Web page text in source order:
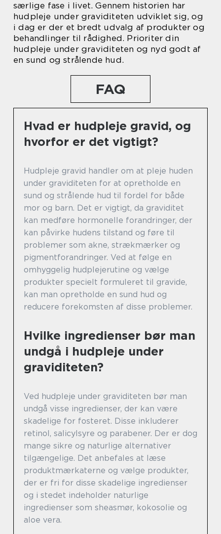
særlige fase i livet. Gennem historien har
hudpleje under graviditeten udviklet sig, og
i dag er der et bredt udvalg af produkter og
behandlinger til rådighed. Prioriter din
hudpleje under graviditeten og nyd godt af
en sund og strålende hud.
FAQ
Hvad er hudpleje gravid, og
hvorfor er det vigtigt?
Hudpleje gravid handler om at pleje huden
under graviditeten for at opretholde en
sund og strålende hud til fordel for både
mor og barn. Det er vigtigt, da graviditet
kan medføre hormonelle forandringer, der
kan påvirke hudens tilstand og føre til
problemer som akne, strækmærker og
pigmentforandringer. Ved at følge en
omhyggelig hudplejerutine og vælge
produkter specielt formuleret til gravide,
kan man opretholde en sund hud og
reducere forekomsten af disse problemer.
Hvilke ingredienser bør man
undgå i hudpleje under
graviditeten?
Ved hudpleje under graviditeten bør man
undgå visse ingredienser, der kan være
skadelige for fosteret. Disse inkluderer
retinol, salicylsyre og parabener. Der er dog
mange sikre og naturlige alternativer
tilgængelige. Det anbefales at læse
produktmærkaterne og vælge produkter,
der er fri for disse skadelige ingredienser
og i stedet indeholder naturlige
ingredienser som sheasmør, kokosolie og
aloe vera.